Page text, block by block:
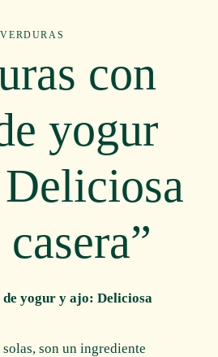
VERDURAS
con
yogur
de yogur y ajo: Deliciosa
son un ingrediente